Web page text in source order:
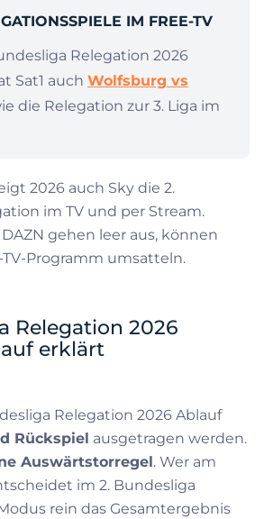
IM FREE-TV
Relegation 2026
Sat1 auch Wolfsburg vs
die Relegation zur 3. Liga im
2026 auch Sky die 2.
im TV und per Stream.
gehen leer aus, können
TV-Programm umsatteln.
Relegation 2026
erklärt
Relegation 2026 Ablauf
Rückspiel ausgetragen werden.
Auswärtstorregel . Wer am
im 2. Bundesliga
rein das Gesamtergebnis